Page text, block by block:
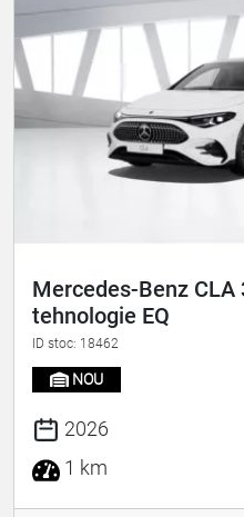
Mercedes-Benz CLA
tehnologie EQ
ID stoc: 18462
NOU
2026
1 km